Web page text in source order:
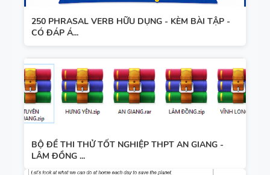
250 PHRASAL VERB HỮU DỤNG - KÈM BÀI TẬP -
CÓ ĐÁP Á...
BỘ ĐỀ THI THỬ TỐT NGHIỆP THPT AN GIANG -
LÂM ĐỒNG ...